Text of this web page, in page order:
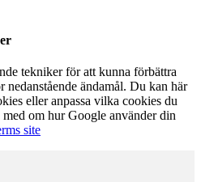
tekniker för att kunna förbättra
ändamål. Du kan här
eller anpassa vilka cookies du
om hur Google använder din
site